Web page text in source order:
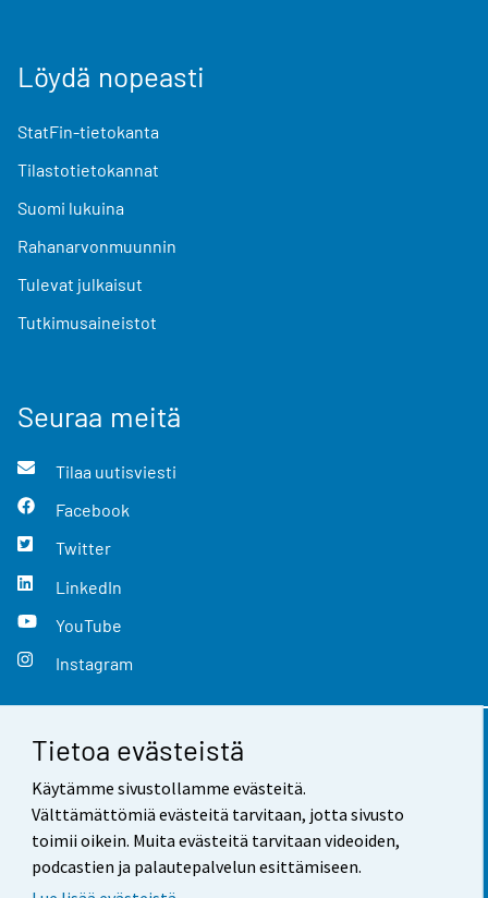
Tietoa evästeistä
Käytämme sivustollamme evästeitä.
Välttämättömiä evästeitä tarvitaan, jotta sivusto
toimii oikein. Muita evästeitä tarvitaan videoiden,
podcastien ja palautepalvelun esittämiseen.
Löydä nopeasti
StatFin-tietokanta
Tilastotietokannat
Suomi lukuina
Rahanarvonmuunnin
Tulevat julkaisut
Tutkimusaineistot
Seuraa meitä
Tilaa uutisviesti
Facebook
Twitter
LinkedIn
YouTube
Instagram
Yhteystiedot
Palaute
Käyttöehdot